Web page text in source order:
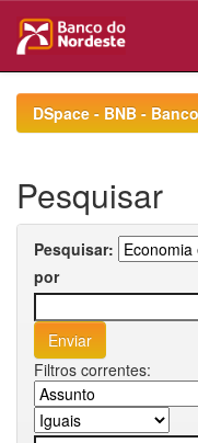
navigationDSpace - BNB -
Pesquisar
Pesquisar:
por
Filtros correntes: